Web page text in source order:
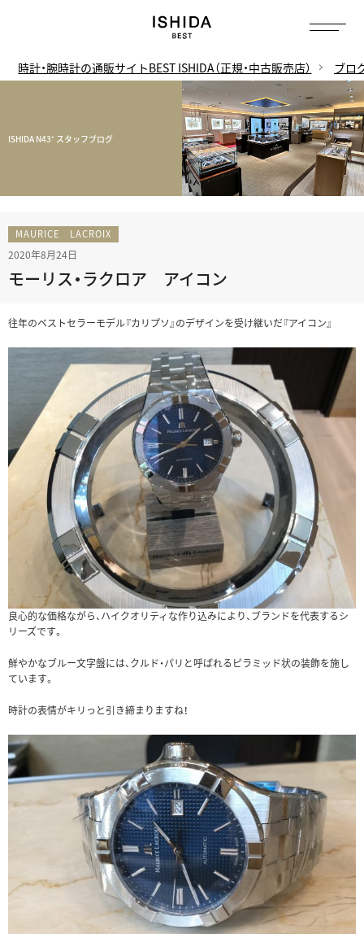
時計・腕時計の通販サイトBEST ISHIDA（正規・中古販売店） ブロ
ISHIDA N43° スタッフブログ
MAURICE LACROIX
2020年8月24日
モーリス・ラクロア アイコン
往年のベストセラーモデル『カリプソ』のデザインを受け継いだ『アイコン』
良心的な価格ながら、ハイクオリティな作り込みにより、ブランドを代表するシ
リーズです。
鮮やかなブルー文字盤には、クルド・パリと呼ばれるピラミッド状の装飾を施し
ています。
時計の表情がキリっと引き締まりますね！